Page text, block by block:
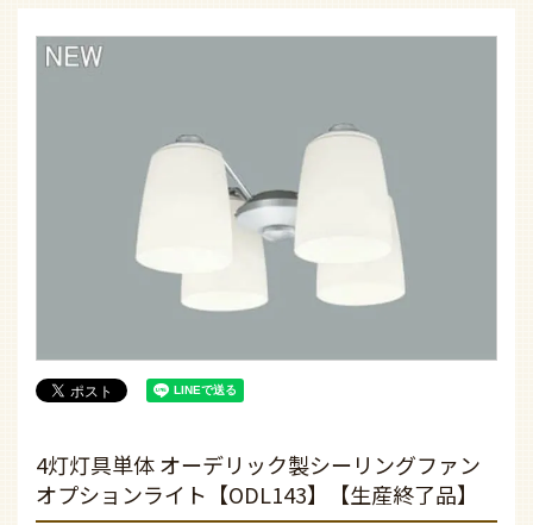
4灯灯具単体 オーデリック製シーリングファン
オプションライト【ODL143】【生産終了品】